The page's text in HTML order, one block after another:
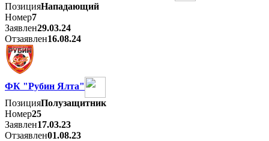
ПозицияНападающий
Номер7
Заявлен29.03.24
Отзаявлен16.08.24
ФК "Рубин Ялта"
ПозицияПолузащитник
Номер25
Заявлен17.03.23
Отзаявлен01.08.23